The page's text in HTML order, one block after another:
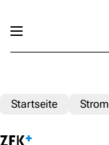
Startseite Strom